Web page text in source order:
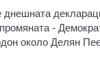
днешната
-
около Делян